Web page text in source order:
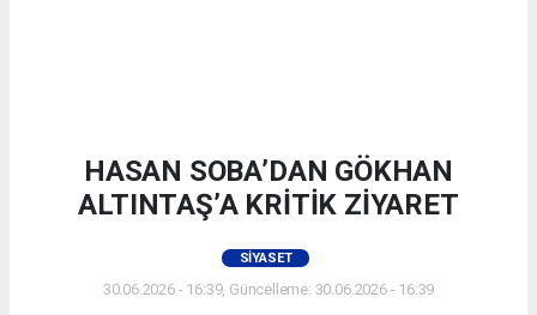
HASAN SOBA’DAN GÖKHAN
ALTINTAŞ’A KRİTİK ZİYARET
SIYASET
30.06.2026 - 16:39, Güncelleme: 30.06.2026 - 16:39